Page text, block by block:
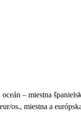
– miestna
os., miestna a